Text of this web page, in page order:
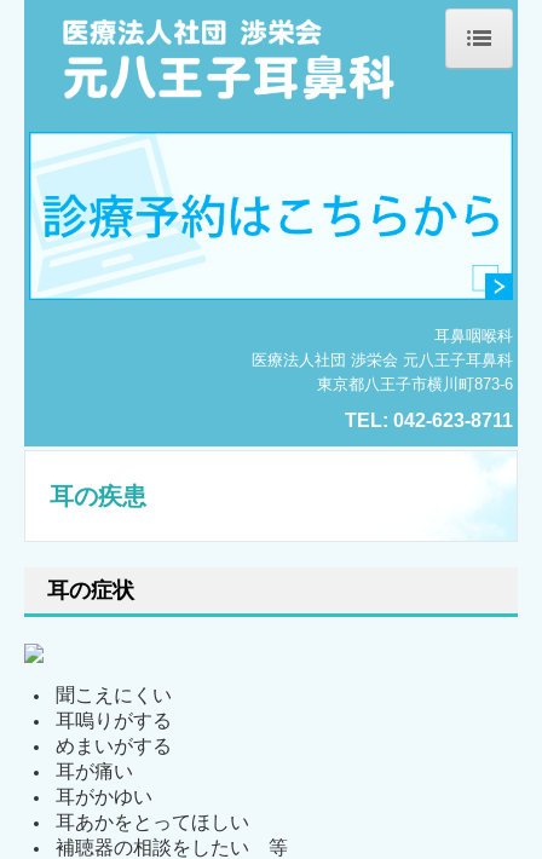
ホーム
院長紹介
診療のご案内
鼻の疾患
耳鼻咽喉科
医療法人社団 渉栄会 元八王子耳鼻科
東京都八王子市横川町873-6
TEL: 042-623-8711
耳の疾患
耳の症状
聞こえにくい
耳嗚りがする
めまいがする
耳が痛い
耳がかゆい
耳あかをとってほしい
補聴器の相談をしたい 等